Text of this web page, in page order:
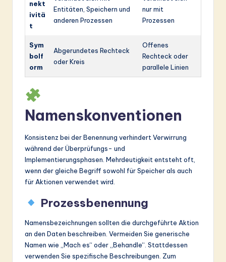
nekt
ivitä
t
Entitäten, Speichern und
anderen Prozessen
nur mit
Prozessen
Sym
bolf
orm
Abgerundetes Rechteck
oder Kreis
Offenes
Rechteck oder
parallele Linien
Namenskonventionen
Konsistenz bei der Benennung verhindert Verwirrung
während der Überprüfungs- und
Implementierungsphasen. Mehrdeutigkeit entsteht oft,
wenn der gleiche Begriff sowohl für Speicher als auch
für Aktionen verwendet wird.
Prozessbenennung
Namensbezeichnungen sollten die durchgeführte Aktion
an den Daten beschreiben. Vermeiden Sie generische
Namen wie „Mach es“ oder „Behandle“. Stattdessen
verwenden Sie spezifische Beschreibungen. Zum